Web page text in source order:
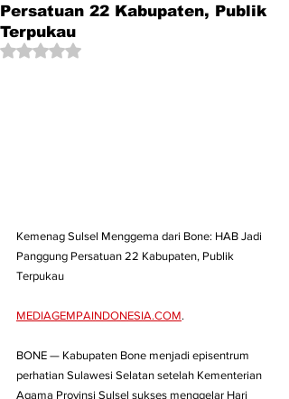
Persatuan 22 Kabupaten, Publik
Terpukau
Dinilai NaN dari 5 bintang.
Kemenag Sulsel Menggema dari Bone: HAB Jadi
Panggung Persatuan 22 Kabupaten, Publik
Terpukau
MEDIAGEMPAINDONESIA.COM.
BONE — Kabupaten Bone menjadi episentrum
perhatian Sulawesi Selatan setelah Kementerian
Agama Provinsi Sulsel sukses menggelar Hari